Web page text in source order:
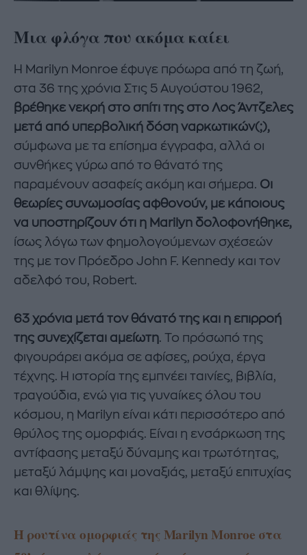
Μια φλόγα που ακόμα καίει
Η Marilyn Monroe έφυγε πρόωρα από τη ζωή,
στα 36 της χρόνια Στις 5 Αυγούστου 1962,
βρέθηκε νεκρή στο σπίτι της στο Λος Άντζελες
μετά από υπερβολική δόση ναρκωτικών(;),
σύμφωνα με τα επίσημα έγγραφα, αλλά οι
συνθήκες γύρω από το θάνατό της
παραμένουν ασαφείς ακόμη και σήμερα. Οι
θεωρίες συνωμοσίας αφθονούν, με κάποιους
να υποστηρίζουν ότι η Marilyn δολοφονήθηκε,
ίσως λόγω των φημολογούμενων σχέσεών
της με τον Πρόεδρο John F. Kennedy και τον
αδελφό του, Robert.
63 χρόνια μετά τον θάνατό της και η επιρροή
της συνεχίζεται αμείωτη. Το πρόσωπό της
φιγουράρει ακόμα σε αφίσες, ρούχα, έργα
τέχνης. Η ιστορία της εμπνέει ταινίες, βιβλία,
τραγούδια, ενώ για τις γυναίκες όλου του
κόσμου, η Marilyn είναι κάτι περισσότερο από
θρύλος της ομορφιάς. Είναι η ενσάρκωση της
αντίφασης μεταξύ δύναμης και τρωτότητας,
μεταξύ λάμψης και μοναξιάς, μεταξύ επιτυχίας
και θλίψης.
Η ρουτίνα ομορφιάς της Marilyn Monroe στα